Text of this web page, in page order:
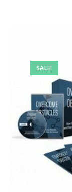
SALE!